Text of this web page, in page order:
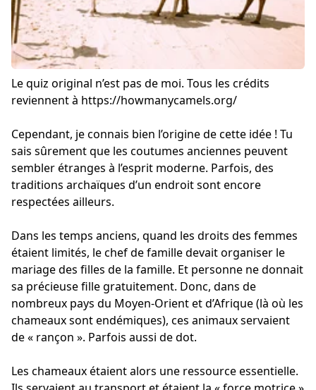
Le quiz original n’est pas de moi. Tous les crédits
reviennent à https://howmanycamels.org/
Cependant, je connais bien l’origine de cette idée ! Tu
sais sûrement que les coutumes anciennes peuvent
sembler étranges à l’esprit moderne. Parfois, des
traditions archaïques d’un endroit sont encore
respectées ailleurs.
Dans les temps anciens, quand les droits des femmes
étaient limités, le chef de famille devait organiser le
mariage des filles de la famille. Et personne ne donnait
sa précieuse fille gratuitement. Donc, dans de
nombreux pays du Moyen-Orient et d’Afrique (là où les
chameaux sont endémiques), ces animaux servaient
de « rançon ». Parfois aussi de dot.
Les chameaux étaient alors une ressource essentielle.